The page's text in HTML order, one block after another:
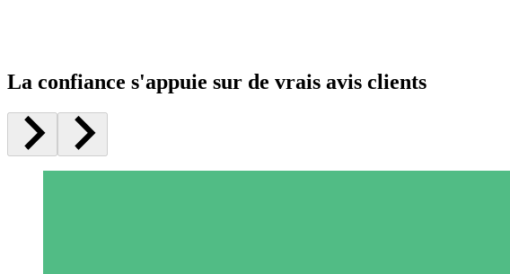
La confiance s'appuie sur de vrais avis clients